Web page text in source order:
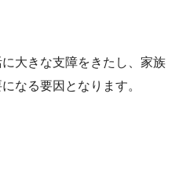
大きな支障をきたし、家族
なる要因となります。